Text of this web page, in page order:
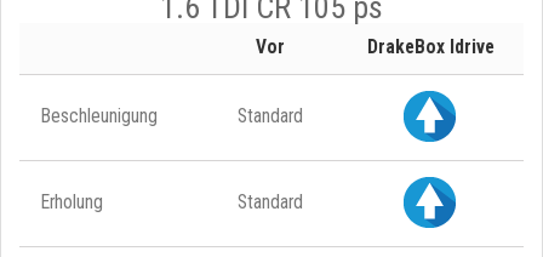
Vor DrakeBox Idrive
Beschleunigung Standard
Erholung Standard